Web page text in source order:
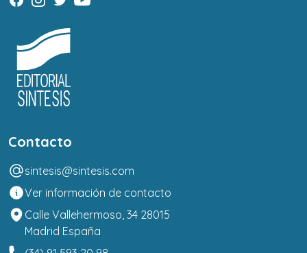
Contacto
sintesis@sintesis.com
Ver información de contacto
Calle Vallehermoso, 34 28015
Madrid España